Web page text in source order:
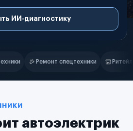
ИИ-диагностику
Ритейл-сети Управляющие
автоэлектрик